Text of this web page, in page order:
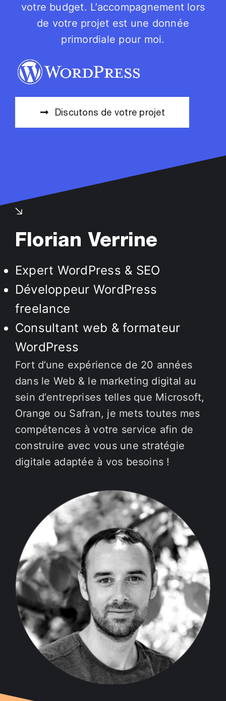
votre budget. L’accompagnement lors
de votre projet est une donnée
primordiale pour moi.
Discutons de votre projet
Florian Verrine
Expert WordPress & SEO
Développeur WordPress
freelance
Consultant web & formateur
WordPress
Fort d’une expérience de 20 années
dans le Web & le marketing digital au
sein d’entreprises telles que Microsoft,
Orange ou Safran, je mets toutes mes
compétences à votre service afin de
construire avec vous une stratégie
digitale adaptée à vos besoins !